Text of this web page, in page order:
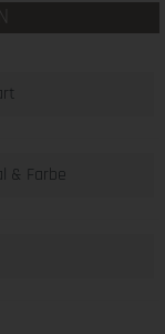
& Farbe